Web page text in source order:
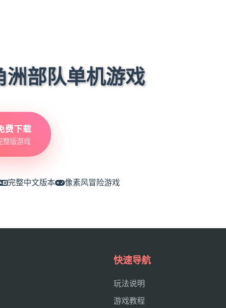
部队单机游戏
费下载
整版游戏
完整中文版本 像素风冒险游戏
快速导航
玩法说明
游戏教程